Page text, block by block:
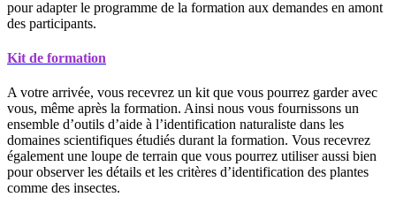
pour adapter le programme de la formation aux demandes en amont
des participants.
Kit de formation
A votre arrivée, vous recevrez un kit que vous pourrez garder avec
vous, même après la formation. Ainsi nous vous fournissons un
ensemble d’outils d’aide à l’identification naturaliste dans les
domaines scientifiques étudiés durant la formation. Vous recevrez
également une loupe de terrain que vous pourrez utiliser aussi bien
pour observer les détails et les critères d’identification des plantes
comme des insectes.